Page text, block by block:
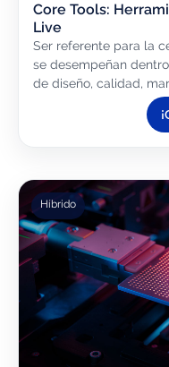
Core Tools:
Live
Ser referente para la
se desempeñan
de diseño, calidad,
áreas de ingeniería
Híbrido